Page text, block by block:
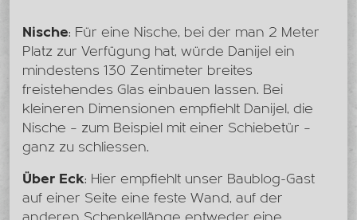
Nische: Für eine Nische, bei der man 2 Meter
Platz zur Verfügung hat, würde Danijel ein
mindestens 130 Zentimeter breites
freistehendes Glas einbauen lassen. Bei
kleineren Dimensionen empfiehlt Danijel, die
Nische – zum Beispiel mit einer Schiebetür –
ganz zu schliessen.
Über Eck: Hier empfiehlt unser Baublog-Gast
auf einer Seite eine feste Wand, auf der